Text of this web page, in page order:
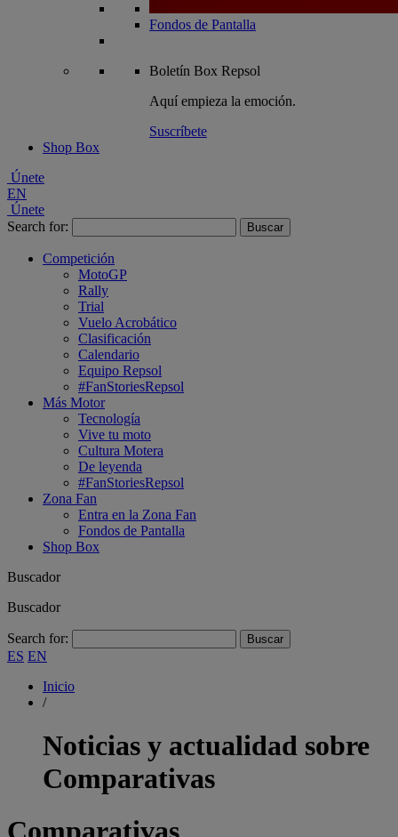
Fondos de Pantalla
Boletín Box Repsol
Aquí empieza la emoción.
Suscríbete
Shop Box
Únete
EN
Únete
Search for:
Competición
MotoGP
Rally
Trial
Vuelo Acrobático
Clasificación
Calendario
Equipo Repsol
#FanStoriesRepsol
Más Motor
Tecnología
Vive tu moto
Cultura Motera
De leyenda
#FanStoriesRepsol
Zona Fan
Entra en la Zona Fan
Fondos de Pantalla
Shop Box
Buscador
Buscador
Search for:
ES EN
Inicio
/
Noticias y actualidad sobre
Comparativas